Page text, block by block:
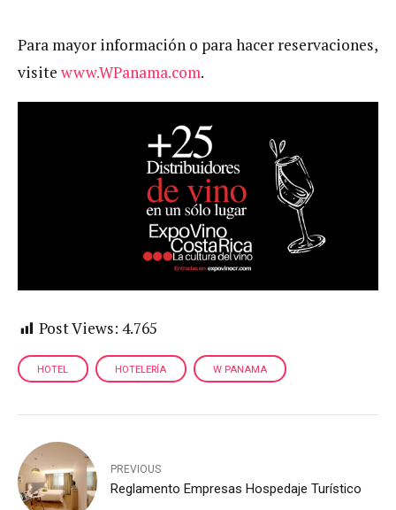
Para mayor información o para hacer reservaciones,
visite www.WPanama.com.
Post Views: 4.765
HOTEL HOTELERÍA W PANAMA
PREVIOUS
Reglamento Empresas Hospedaje Turístico